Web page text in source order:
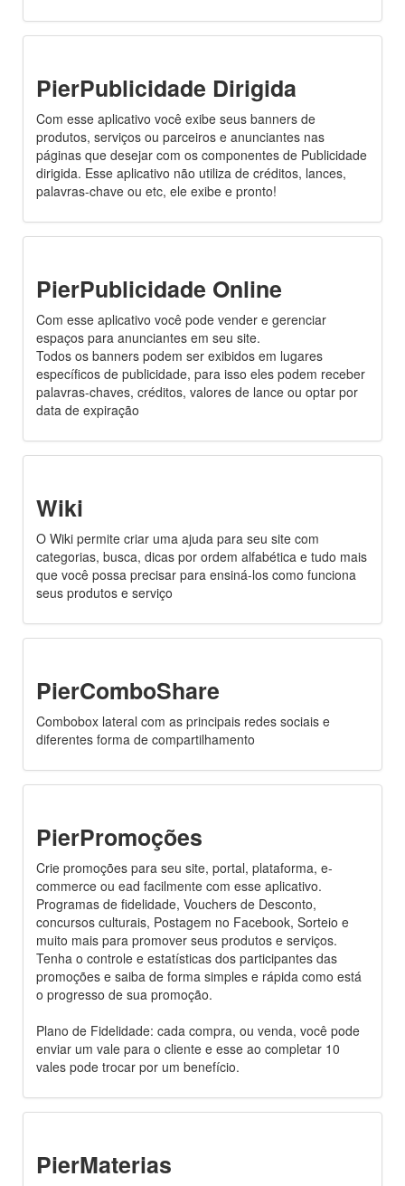
PierPublicidade Dirigida
Com esse aplicativo você exibe seus banners de
produtos, serviços ou parceiros e anunciantes nas
páginas que desejar com os componentes de Publicidade
dirigida. Esse aplicativo não utiliza de créditos, lances,
palavras-chave ou etc, ele exibe e pronto!
PierPublicidade Online
Com esse aplicativo você pode vender e gerenciar
espaços para anunciantes em seu site.
Todos os banners podem ser exibidos em lugares
específicos de publicidade, para isso eles podem receber
palavras-chaves, créditos, valores de lance ou optar por
data de expiração
Wiki
O Wiki permite criar uma ajuda para seu site com
categorias, busca, dicas por ordem alfabética e tudo mais
que você possa precisar para ensiná-los como funciona
seus produtos e serviço
PierComboShare
Combobox lateral com as principais redes sociais e
diferentes forma de compartilhamento
PierPromoções
Crie promoções para seu site, portal, plataforma, e-
commerce ou ead facilmente com esse aplicativo.
Programas de fidelidade, Vouchers de Desconto,
concursos culturais, Postagem no Facebook, Sorteio e
muito mais para promover seus produtos e serviços.
Tenha o controle e estatísticas dos participantes das
promoções e saiba de forma simples e rápida como está
o progresso de sua promoção.
Plano de Fidelidade: cada compra, ou venda, você pode
enviar um vale para o cliente e esse ao completar 10
vales pode trocar por um benefício.
PierMaterias